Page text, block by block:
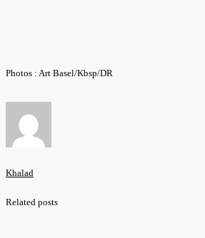
Photos : Art Basel/Kbsp/DR
Khalad
Related posts